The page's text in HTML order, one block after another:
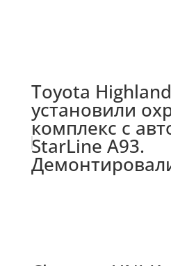
Toyota
установили
комплекс с
StarLine A93.